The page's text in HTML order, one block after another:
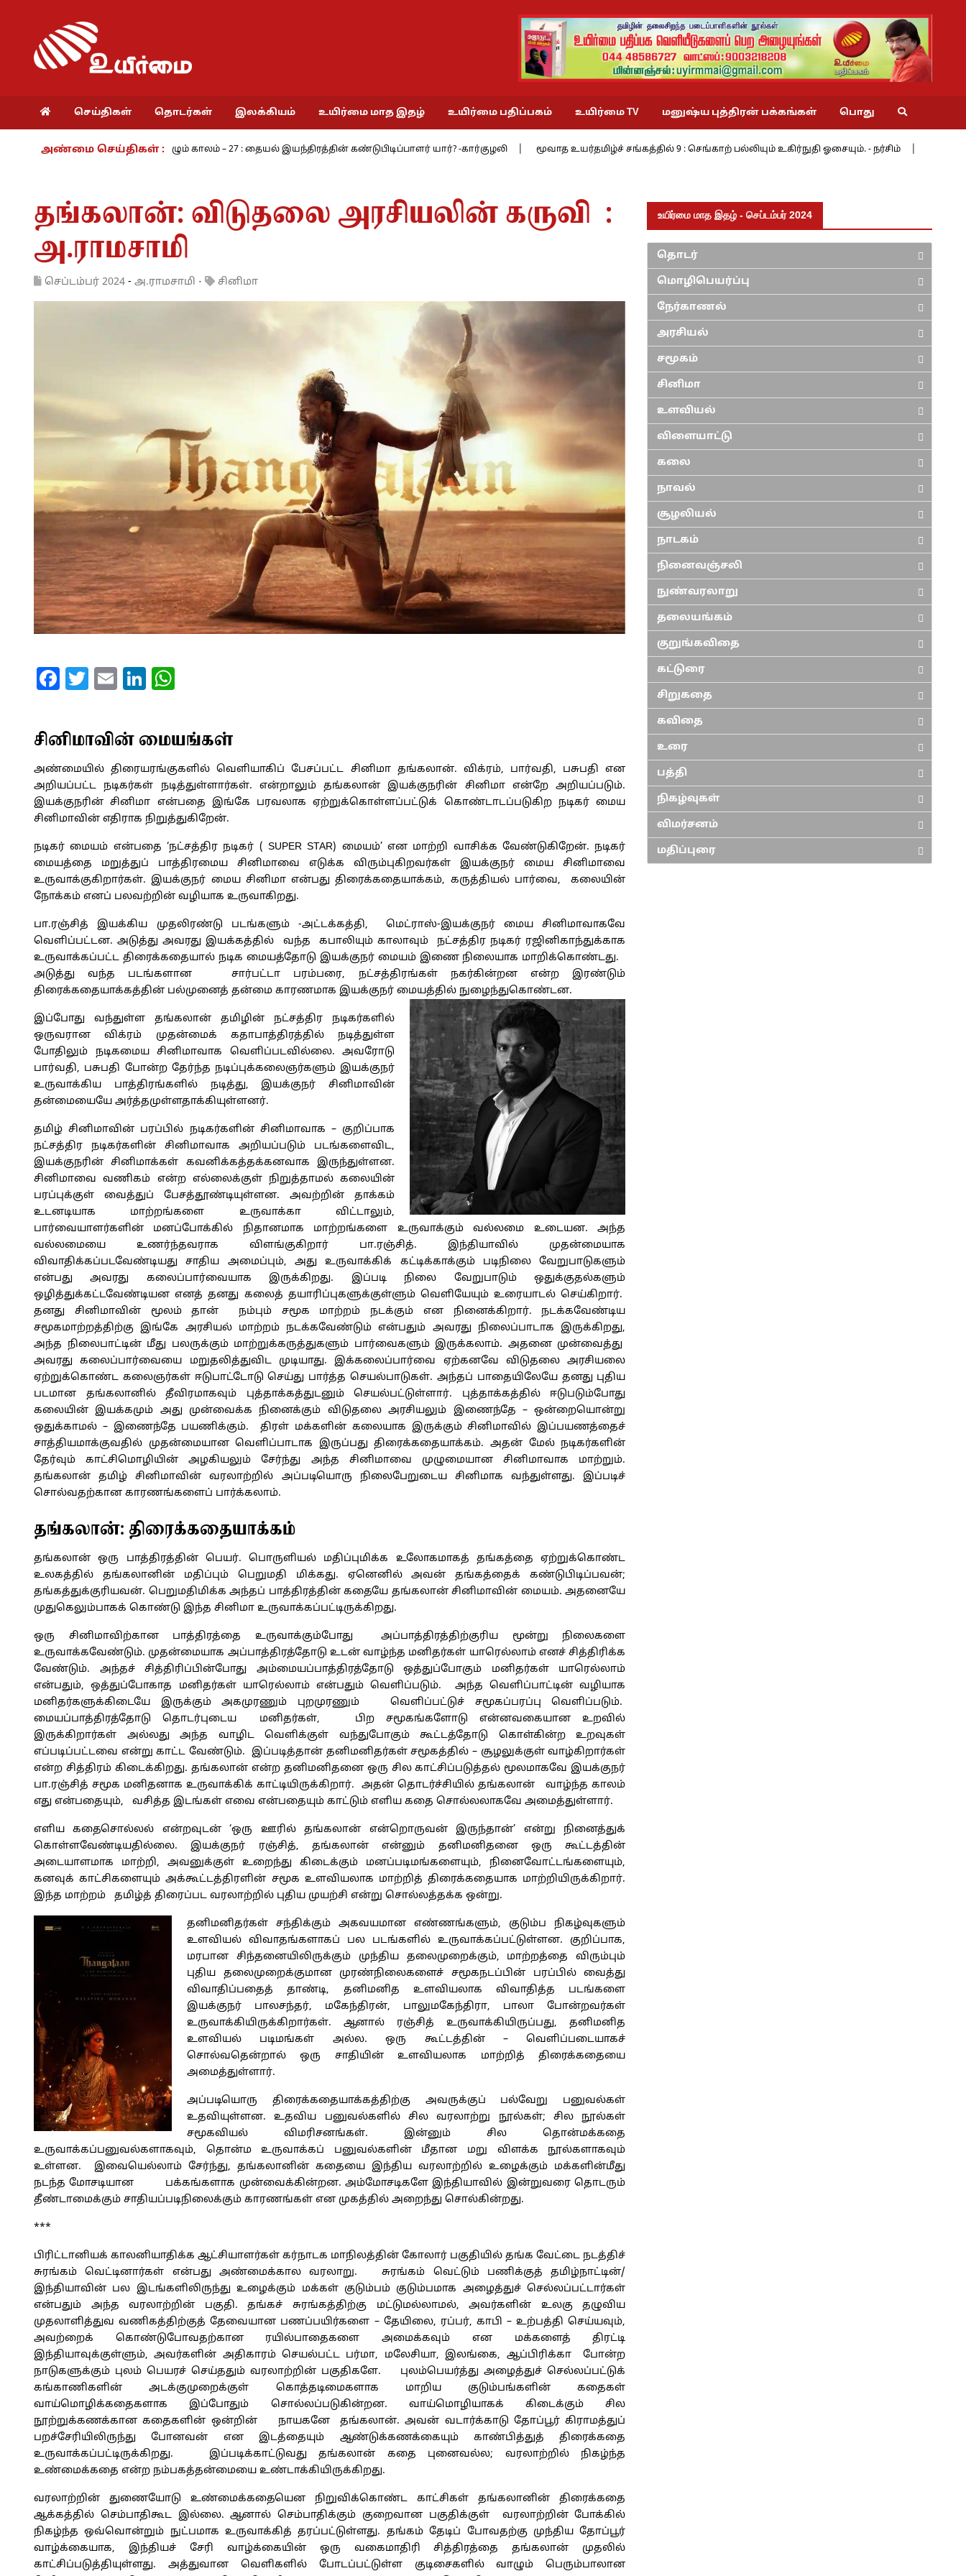
செய்திகள் தொடர்கள் இலக்கியம் உயிர்மை மாத இதழ் உயிர்மை பதிப்பகம் உயிர்மை TV மனுஷ்ய புத்திரன் பக்கங்கள் பொது
அண்மை செய்திகள் :
நாம் வாழும் காலம் – 27 : தையல் இயந்திரத்தின் கண்டுபிடிப்பாளர் யார்? -கார்குழலி மூவாத உயர்தமிழ்ச் சங்கத்தில் 9 : செங்காற் பல்லியும் உகிர்நுதி ஓசையும். - நர்சிம் மேற்கின் மேற்கே 3 :
தங்கலான்: விடுதலை அரசியலின் கருவி :
அ.ராமசாமி
செப்டம்பர் 2024 - அ.ராமசாமி · சினிமா
Facebook
Twitter
EmailLinkedIn
சினிமாவின் மையங்கள்
அண்மையில் திரையரங்குகளில் வெளியாகிப் பேசப்பட்ட சினிமா தங்கலான். விக்ரம், பார்வதி, பசுபதி என
அறியப்பட்ட நடிகர்கள் நடித்துள்ளார்கள். என்றாலும் தங்கலான் இயக்குநரின் சினிமா என்றே அறியப்படும்.
இயக்குநரின் சினிமா என்பதை இங்கே பரவலாக ஏற்றுக்கொள்ளப்பட்டுக் கொண்டாடப்படுகிற நடிகர் மைய
சினிமாவின் எதிராக நிறுத்துகிறேன்.
நடிகர் மையம் என்பதை ‘நட்சத்திர நடிகர் ( SUPER STAR) மையம்’ என மாற்றி வாசிக்க வேண்டுகிறேன். நடிகர்
மையத்தை மறுத்துப் பாத்திரமைய சினிமாவை எடுக்க விரும்புகிறவர்கள் இயக்குநர் மைய சினிமாவை
உருவாக்குகிறார்கள். இயக்குநர் மைய சினிமா என்பது திரைக்கதையாக்கம், கருத்தியல் பார்வை, கலையின்
நோக்கம் எனப் பலவற்றின் வழியாக உருவாகிறது.
பா.ரஞ்சித் இயக்கிய முதலிரண்டு படங்களும் -அட்டக்கத்தி, மெட்ராஸ்-இயக்குநர் மைய சினிமாவாகவே
வெளிப்பட்டன. அடுத்து அவரது இயக்கத்தில் வந்த கபாலியும் காலாவும் நட்சத்திர நடிகர் ரஜினிகாந்துக்காக
உருவாக்கப்பட்ட திரைக்கதையால் நடிக மையத்தோடு இயக்குநர் மையம் இணை நிலையாக மாறிக்கொண்டது.
அடுத்து வந்த படங்களான சார்பட்டா பரம்பரை, நட்சத்திரங்கள் நகர்கின்றன என்ற இரண்டும்
திரைக்கதையாக்கத்தின் பல்முனைத் தன்மை காரணமாக இயக்குநர் மையத்தில் நுழைந்துகொண்டன.
இப்போது வந்துள்ள தங்கலான் தமிழின் நட்சத்திர நடிகர்களில்
ஒருவரான விக்ரம் முதன்மைக் கதாபாத்திரத்தில் நடித்துள்ள
போதிலும் நடிகமைய சினிமாவாக வெளிப்படவில்லை. அவரோடு
பார்வதி, பசுபதி போன்ற தேர்ந்த நடிப்புக்கலைஞர்களும் இயக்குநர்
உருவாக்கிய பாத்திரங்களில் நடித்து, இயக்குநர் சினிமாவின்
தன்மையையே அர்த்தமுள்ளதாக்கியுள்ளனர்.
தமிழ் சினிமாவின் பரப்பில் நடிகர்களின் சினிமாவாக – குறிப்பாக
நட்சத்திர நடிகர்களின் சினிமாவாக அறியப்படும் படங்களைவிட,
இயக்குநரின் சினிமாக்கள் கவனிக்கத்தக்கனவாக இருந்துள்ளன.
சினிமாவை வணிகம் என்ற எல்லைக்குள் நிறுத்தாமல் கலையின்
பரப்புக்குள் வைத்துப் பேசத்தூண்டியுள்ளன. அவற்றின் தாக்கம்
உடனடியாக மாற்றங்களை உருவாக்கா விட்டாலும்,
பார்வையாளர்களின் மனப்போக்கில் நிதானமாக மாற்றங்களை உருவாக்கும் வல்லமை உடையன. அந்த
வல்லமையை உணர்ந்தவராக விளங்குகிறார் பா.ரஞ்சித். இந்தியாவில் முதன்மையாக
விவாதிக்கப்படவேண்டியது சாதிய அமைப்பும், அது உருவாக்கிக் கட்டிக்காக்கும் படிநிலை வேறுபாடுகளும்
என்பது அவரது கலைப்பார்வையாக இருக்கிறது. இப்படி நிலை வேறுபாடும் ஒதுக்குதல்களும்
ஒழித்துக்கட்டவேண்டியன எனத் தனது கலைத் தயாரிப்புகளுக்குள்ளும் வெளியேயும் உரையாடல் செய்கிறார்.
தனது சினிமாவின் மூலம் தான் நம்பும் சமூக மாற்றம் நடக்கும் என நினைக்கிறார். நடக்கவேண்டிய
சமூகமாற்றத்திற்கு இங்கே அரசியல் மாற்றம் நடக்கவேண்டும் என்பதும் அவரது நிலைப்பாடாக இருக்கிறது,
அந்த நிலைபாட்டின் மீது பலருக்கும் மாற்றுக்கருத்துகளும் பார்வைகளும் இருக்கலாம். அதனை முன்வைத்து
அவரது கலைப்பார்வையை மறுதலித்துவிட முடியாது. இக்கலைப்பார்வை ஏற்கனவே விடுதலை அரசியலை
ஏற்றுக்கொண்ட கலைஞர்கள் ஈடுபாட்டோடு செய்து பார்த்த செயல்பாடுகள். அந்தப் பாதையிலேயே தனது புதிய
படமான தங்கலானில் தீவிரமாகவும் புத்தாக்கத்துடனும் செயல்பட்டுள்ளார். புத்தாக்கத்தில் ஈடுபடும்போது
கலையின் இயக்கமும் அது முன்வைக்க நினைக்கும் விடுதலை அரசியலும் இணைந்தே – ஒன்றையொன்று
ஒதுக்காமல் – இணைந்தே பயணிக்கும். திரள் மக்களின் கலையாக இருக்கும் சினிமாவில் இப்பயணத்தைச்
சாத்தியமாக்குவதில் முதன்மையான வெளிப்பாடாக இருப்பது திரைக்கதையாக்கம். அதன் மேல் நடிகர்களின்
தேர்வும் காட்சிமொழியின் அழகியலும் சேர்ந்து அந்த சினிமாவை முழுமையான சினிமாவாக மாற்றும்.
தங்கலான் தமிழ் சினிமாவின் வரலாற்றில் அப்படியொரு நிலைபேறுடைய சினிமாக வந்துள்ளது. இப்படிச்
சொல்வதற்கான காரணங்களைப் பார்க்கலாம்.
தங்கலான்: திரைக்கதையாக்கம்
தங்கலான் ஒரு பாத்திரத்தின் பெயர். பொருளியல் மதிப்புமிக்க உலோகமாகத் தங்கத்தை ஏற்றுக்கொண்ட
உலகத்தில் தங்கலானின் மதிப்பும் பெறுமதி மிக்கது. ஏனெனில் அவன் தங்கத்தைக் கண்டுபிடிப்பவன்;
தங்கத்துக்குரியவன். பெறுமதிமிக்க அந்தப் பாத்திரத்தின் கதையே தங்கலான் சினிமாவின் மையம். அதனையே
முதுகெலும்பாகக் கொண்டு இந்த சினிமா உருவாக்கப்பட்டிருக்கிறது.
ஒரு சினிமாவிற்கான பாத்திரத்தை உருவாக்கும்போது அப்பாத்திரத்திற்குரிய மூன்று நிலைகளை
உருவாக்கவேண்டும். முதன்மையாக அப்பாத்திரத்தோடு உடன் வாழ்ந்த மனிதர்கள் யாரெல்லாம் எனச் சித்திரிக்க
வேண்டும். அந்தச் சித்திரிப்பின்போது அம்மையப்பாத்திரத்தோடு ஒத்துப்போகும் மனிதர்கள் யாரெல்லாம்
என்பதும், ஒத்துப்போகாத மனிதர்கள் யாரெல்லாம் என்பதும் வெளிப்படும். அந்த வெளிப்பாட்டின் வழியாக
மனிதர்களுக்கிடையே இருக்கும் அகமுரணும் புறமுரணும் வெளிப்பட்டுச் சமூகப்பரப்பு வெளிப்படும்.
மையப்பாத்திரத்தோடு தொடர்புடைய மனிதர்கள், பிற சமூகங்களோடு என்னவகையான உறவில்
இருக்கிறார்கள் அல்லது அந்த வாழிட வெளிக்குள் வந்துபோகும் கூட்டத்தோடு கொள்கின்ற உறவுகள்
எப்படிப்பட்டவை என்று காட்ட வேண்டும். இப்படித்தான் தனிமனிதர்கள் சமூகத்தில் – சூழலுக்குள் வாழ்கிறார்கள்
என்ற சித்திரம் கிடைக்கிறது. தங்கலான் என்ற தனிமனிதனை ஒரு சில காட்சிப்படுத்தல் மூலமாகவே இயக்குநர்
பா.ரஞ்சித் சமூக மனிதனாக உருவாக்கிக் காட்டியிருக்கிறார். அதன் தொடர்ச்சியில் தங்கலான் வாழ்ந்த காலம்
எது என்பதையும், வசித்த இடங்கள் எவை என்பதையும் காட்டும் எளிய கதை சொல்லலாகவே அமைத்துள்ளார்.
எளிய கதைசொல்லல் என்றவுடன் ‘ஒரு ஊரில் தங்கலான் என்றொருவன் இருந்தான்’ என்று நினைத்துக்
கொள்ளவேண்டியதில்லை. இயக்குநர் ரஞ்சித், தங்கலான் என்னும் தனிமனிதனை ஒரு கூட்டத்தின்
அடையாளமாக மாற்றி, அவனுக்குள் உறைந்து கிடைக்கும் மனப்படிமங்களையும், நினைவோட்டங்களையும்,
கனவுக் காட்சிகளையும் அக்கூட்டத்திரளின் சமூக உளவியலாக மாற்றித் திரைக்கதையாக மாற்றியிருக்கிறார்.
இந்த மாற்றம் தமிழ்த் திரைப்பட வரலாற்றில் புதிய முயற்சி என்று சொல்லத்தக்க ஒன்று.
தனிமனிதர்கள் சந்திக்கும் அகவயமான எண்ணங்களும், குடும்ப நிகழ்வுகளும்
உளவியல் விவாதங்களாகப் பல படங்களில் உருவாக்கப்பட்டுள்ளன. குறிப்பாக,
மரபான சிந்தனையிலிருக்கும் முந்திய தலைமுறைக்கும், மாற்றத்தை விரும்பும்
புதிய தலைமுறைக்குமான முரண்நிலைகளைச் சமூகநடப்பின் பரப்பில் வைத்து
விவாதிப்பதைத் தாண்டி, தனிமனித உளவியலாக விவாதித்த படங்களை
இயக்குநர் பாலசந்தர், மகேந்திரன், பாலுமகேந்திரா, பாலா போன்றவர்கள்
உருவாக்கியிருக்கிறார்கள். ஆனால் ரஞ்சித் உருவாக்கியிருப்பது, தனிமனித
உளவியல் படிமங்கள் அல்ல. ஒரு கூட்டத்தின் – வெளிப்படையாகச்
சொல்வதென்றால் ஒரு சாதியின் உளவியலாக மாற்றித் திரைக்கதையை
அமைத்துள்ளார்.
அப்படியொரு திரைக்கதையாக்கத்திற்கு அவருக்குப் பல்வேறு பனுவல்கள்
உதவியுள்ளன. உதவிய பனுவல்களில் சில வரலாற்று நூல்கள்; சில நூல்கள்
சமூகவியல் விமரிசனங்கள். இன்னும் சில தொன்மக்கதை
உருவாக்கப்பனுவல்களாகவும், தொன்ம உருவாக்கப் பனுவல்களின் மீதான மறு விளக்க நூல்களாகவும்
உள்ளன. இவையெல்லாம் சேர்ந்து, தங்கலானின் கதையை இந்திய வரலாற்றில் உழைக்கும் மக்களின்மீது
நடந்த மோசடியான பக்கங்களாக முன்வைக்கின்றன. அம்மோசடிகளே இந்தியாவில் இன்றுவரை தொடரும்
தீண்டாமைக்கும் சாதியப்படிநிலைக்கும் காரணங்கள் என முகத்தில் அறைந்து சொல்கின்றது.
***
பிரிட்டானியக் காலனியாதிக்க ஆட்சியாளர்கள் கர்நாடக மாநிலத்தின் கோலார் பகுதியில் தங்க வேட்டை நடத்திச்
சுரங்கம் வெட்டினார்கள் என்பது அண்மைக்கால வரலாறு. சுரங்கம் வெட்டும் பணிக்குத் தமிழ்நாட்டின்/
இந்தியாவின் பல இடங்களிலிருந்து உழைக்கும் மக்கள் குடும்பம் குடும்பமாக அழைத்துச் செல்லப்பட்டார்கள்
என்பதும் அந்த வரலாற்றின் பகுதி. தங்கச் சுரங்கத்திற்கு மட்டுமல்லாமல், அவர்களின் உலகு தழுவிய
முதலாளித்துவ வணிகத்திற்குத் தேவையான பணப்பயிர்களை – தேயிலை, ரப்பர், காபி – உற்பத்தி செய்யவும்,
அவற்றைக் கொண்டுபோவதற்கான ரயில்பாதைகளை அமைக்கவும் என மக்களைத் திரட்டி
இந்தியாவுக்குள்ளும், அவர்களின் அதிகாரம் செயல்பட்ட பர்மா, மலேசியா, இலங்கை, ஆப்பிரிக்கா போன்ற
நாடுகளுக்கும் புலம் பெயரச் செய்ததும் வரலாற்றின் பகுதிகளே. புலம்பெயர்த்து அழைத்துச் செல்லப்பட்டுக்
கங்காணிகளின் அடக்குமுறைக்குள் கொத்தடிமைகளாக மாறிய குடும்பங்களின் கதைகள்
வாய்மொழிக்கதைகளாக இப்போதும் சொல்லப்படுகின்றன. வாய்மொழியாகக் கிடைக்கும் சில
நூற்றுக்கணக்கான கதைகளின் ஒன்றின் நாயகனே தங்கலான். அவன் வடார்க்காடு தோப்பூர் கிராமத்துப்
பறச்சேரியிலிருந்து போனவன் என இடத்தையும் ஆண்டுக்கணக்கையும் காண்பித்துத் திரைக்கதை
உருவாக்கப்பட்டிருக்கிறது. இப்படிக்காட்டுவது தங்கலான் கதை புனைவல்ல; வரலாற்றில் நிகழ்ந்த
உண்மைக்கதை என்ற நம்பகத்தன்மையை உண்டாக்கியிருக்கிறது.
வரலாற்றின் துணையோடு உண்மைக்கதையென நிறுவிக்கொண்ட காட்சிகள் தங்கலானின் திரைக்கதை
ஆக்கத்தில் செம்பாதிகூட இல்லை. ஆனால் செம்பாதிக்கும் குறைவான பகுதிக்குள் வரலாற்றின் போக்கில்
நிகழ்ந்த ஒவ்வொன்றும் நுட்பமாக உருவாக்கித் தரப்பட்டுள்ளது. தங்கம் தேடிப் போவதற்கு முந்திய தோப்பூர்
வாழ்க்கையாக, இந்தியச் சேரி வாழ்க்கையின் ஒரு வகைமாதிரி சித்திரத்தை தங்கலான் முதலில்
காட்சிப்படுத்தியுள்ளது. அத்துவான வெளிகளில் போடப்பட்டுள்ள குடிசைகளில் வாழும் பெரும்பாலான
உயிர்மை மாத இதழ் - செப்டம்பர் 2024
தொடர்
மொழிபெயர்ப்பு
நேர்காணல்
அரசியல்
சமூகம்
சினிமா
உளவியல்
விளையாட்டு
கலை
நாவல்
சூழலியல்
நாடகம்
நினைவஞ்சலி
நுண்வரலாறு
தலையங்கம்
குறுங்கவிதை
கட்டுரை
சிறுகதை
கவிதை
உரை
பத்தி
நிகழ்வுகள்
விமர்சனம்
மதிப்புரை